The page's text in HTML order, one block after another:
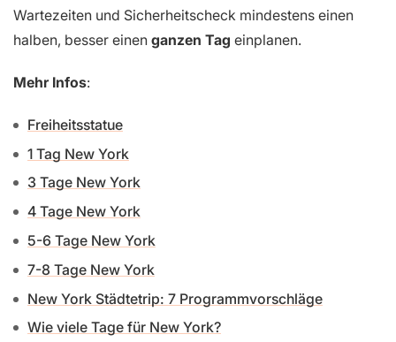
Wartezeiten und Sicherheitscheck mindestens einen
halben, besser einen ganzen Tag einplanen.
Mehr Infos:
Freiheitsstatue
1 Tag New York
3 Tage New York
4 Tage New York
5-6 Tage New York
7-8 Tage New York
New York Städtetrip: 7 Programmvorschläge
Wie viele Tage für New York?